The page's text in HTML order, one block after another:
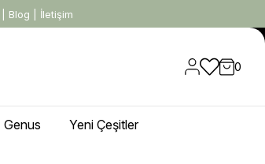
Blog İletişim
0
Genus Yeni Çeşitler